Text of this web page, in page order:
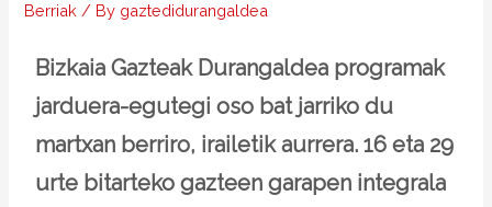
Berriak / By gaztedidurangaldea
Bizkaia Gazteak Durangaldea programak
jarduera-egutegi oso bat jarriko du
martxan berriro, irailetik aurrera. 16 eta 29
urte bitarteko gazteen garapen integrala